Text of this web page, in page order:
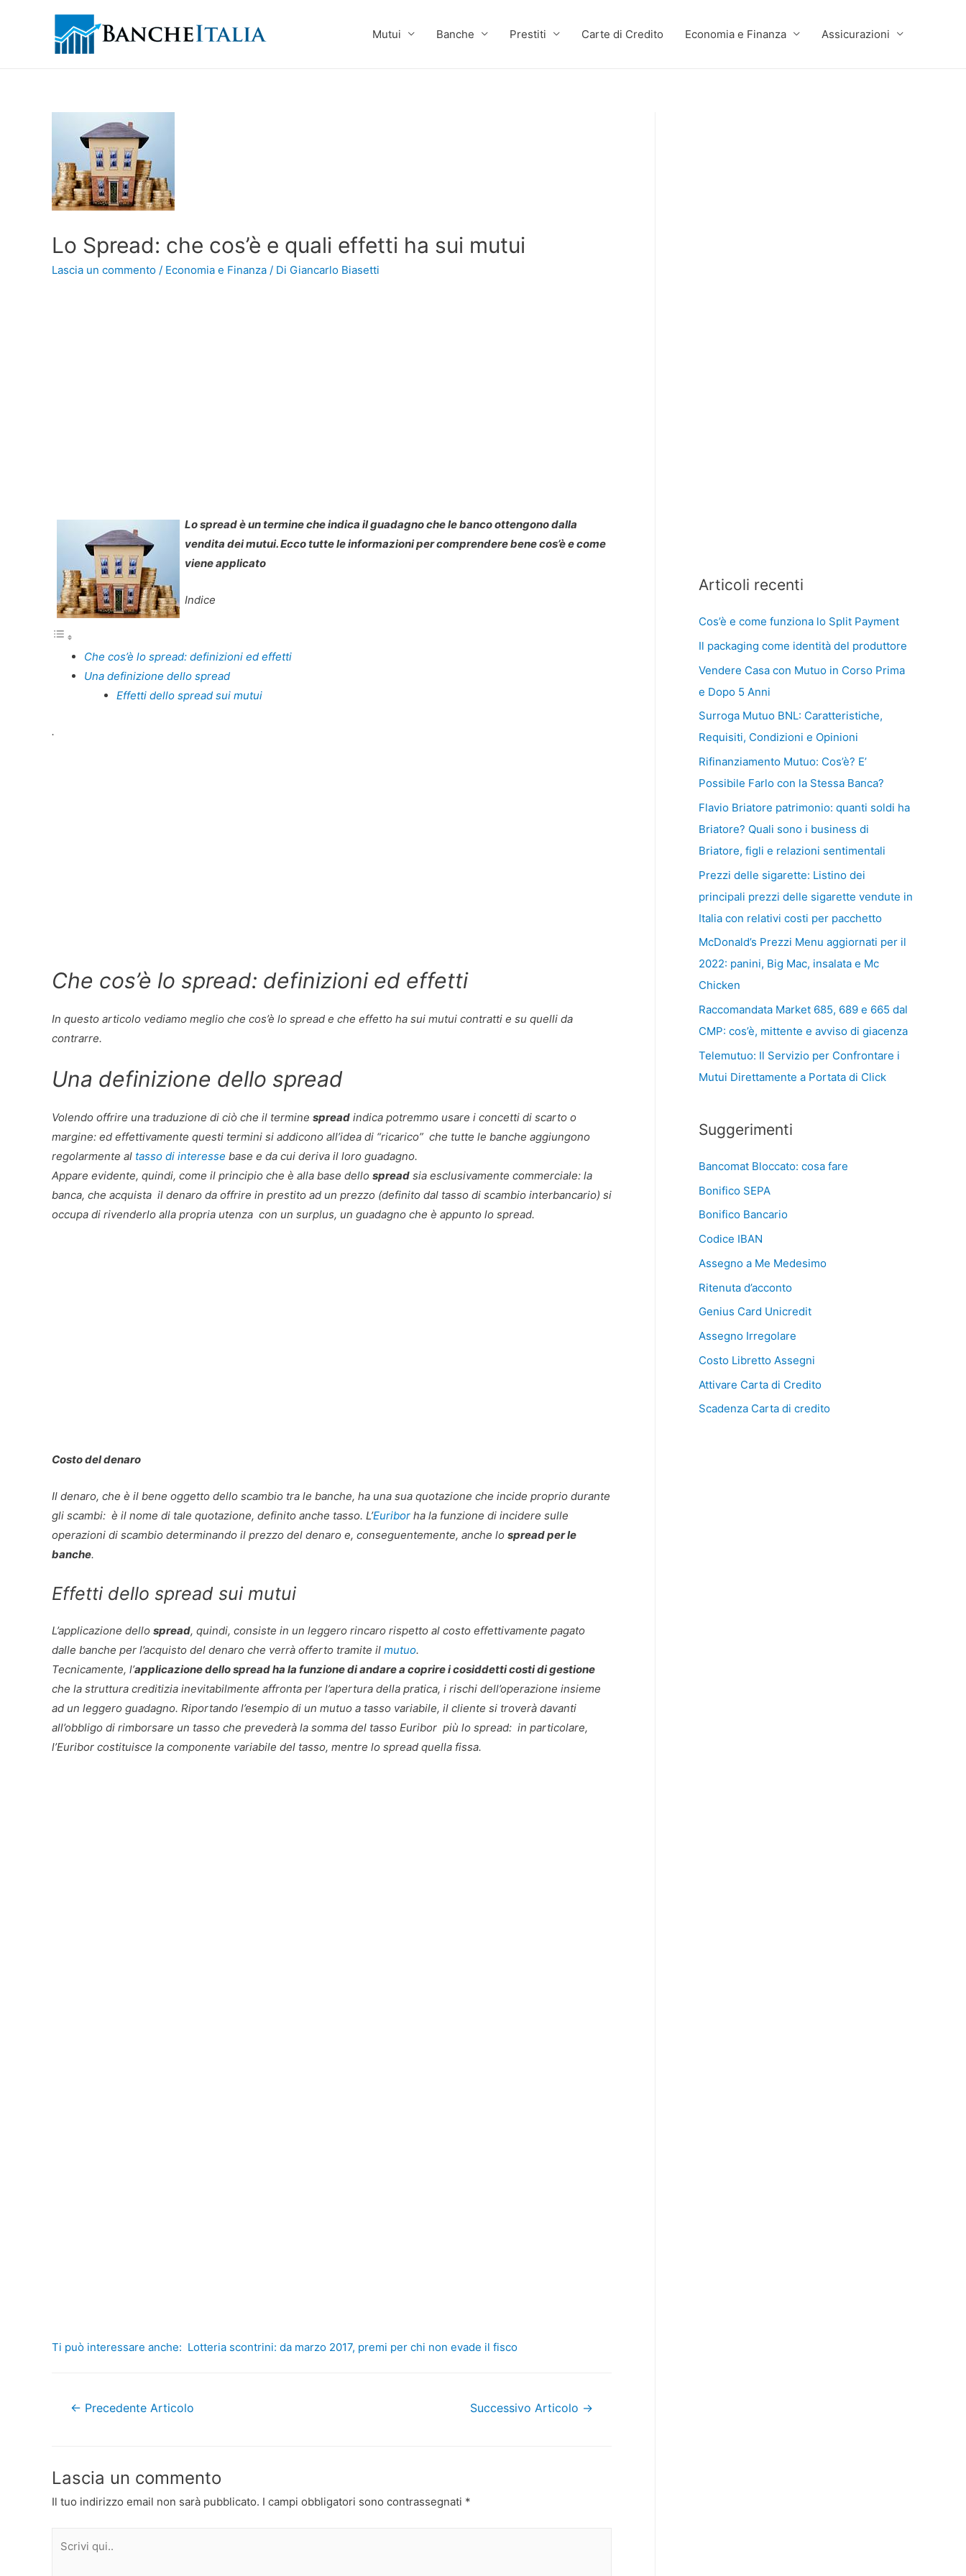
Mutui Banche Prestiti Carte di Credito Economia e Finanza Assicurazioni
Lo Spread: che cos’è e quali effetti ha sui mutui
Lascia un commento / Economia e Finanza / Di Giancarlo Biasetti
Lo spread è un termine che indica il guadagno che le banco ottengono dalla
vendita dei mutui. Ecco tutte le informazioni per comprendere bene cos’è e come
viene applicato
Indice
Che cos’è lo spread: definizioni ed effetti
Una definizione dello spread
Effetti dello spread sui mutui
.
Che cos’è lo spread: definizioni ed effetti
In questo articolo vediamo meglio che cos’è lo spread e che effetto ha sui mutui contratti e su quelli da
contrarre.
Una definizione dello spread
Volendo offrire una traduzione di ciò che il termine spread indica potremmo usare i concetti di scarto o
margine: ed effettivamente questi termini si addicono all’idea di “ricarico” che tutte le banche aggiungono
regolarmente al tasso di interesse base e da cui deriva il loro guadagno.
Appare evidente, quindi, come il principio che è alla base dello spread sia esclusivamente commerciale: la
banca, che acquista il denaro da offrire in prestito ad un prezzo (definito dal tasso di scambio interbancario) si
occupa di rivenderlo alla propria utenza con un surplus, un guadagno che è appunto lo spread.
Costo del denaro
Il denaro, che è il bene oggetto dello scambio tra le banche, ha una sua quotazione che incide proprio durante
gli scambi: è il nome di tale quotazione, definito anche tasso. L’Euribor ha la funzione di incidere sulle
operazioni di scambio determinando il prezzo del denaro e, conseguentemente, anche lo spread per le
banche.
Effetti dello spread sui mutui
L’applicazione dello spread, quindi, consiste in un leggero rincaro rispetto al costo effettivamente pagato
dalle banche per l’acquisto del denaro che verrà offerto tramite il mutuo.
Tecnicamente, l’applicazione dello spread ha la funzione di andare a coprire i cosiddetti costi di gestione
che la struttura creditizia inevitabilmente affronta per l’apertura della pratica, i rischi dell’operazione insieme
ad un leggero guadagno. Riportando l’esempio di un mutuo a tasso variabile, il cliente si troverà davanti
all’obbligo di rimborsare un tasso che prevederà la somma del tasso Euribor più lo spread: in particolare,
l’Euribor costituisce la componente variabile del tasso, mentre lo spread quella fissa.
Ti può interessare anche: Lotteria scontrini: da marzo 2017, premi per chi non evade il fisco
Navigazione
← Precedente Articolo Successivo Articolo →
Lascia un commento
Il tuo indirizzo email non sarà pubblicato. I campi obbligatori sono contrassegnati *
Articoli recenti
Cos’è e come funziona lo Split Payment
Il packaging come identità del produttore
Vendere Casa con Mutuo in Corso Prima
e Dopo 5 Anni
Surroga Mutuo BNL: Caratteristiche,
Requisiti, Condizioni e Opinioni
Rifinanziamento Mutuo: Cos’è? E’
Possibile Farlo con la Stessa Banca?
Flavio Briatore patrimonio: quanti soldi ha
Briatore? Quali sono i business di
Briatore, figli e relazioni sentimentali
Prezzi delle sigarette: Listino dei
principali prezzi delle sigarette vendute in
Italia con relativi costi per pacchetto
McDonald’s Prezzi Menu aggiornati per il
2022: panini, Big Mac, insalata e Mc
Chicken
Raccomandata Market 685, 689 e 665 dal
CMP: cos’è, mittente e avviso di giacenza
Telemutuo: Il Servizio per Confrontare i
Mutui Direttamente a Portata di Click
Suggerimenti
Bancomat Bloccato: cosa fare
Bonifico SEPA
Bonifico Bancario
Codice IBAN
Assegno a Me Medesimo
Ritenuta d’acconto
Genius Card Unicredit
Assegno Irregolare
Costo Libretto Assegni
Attivare Carta di Credito
Scadenza Carta di credito